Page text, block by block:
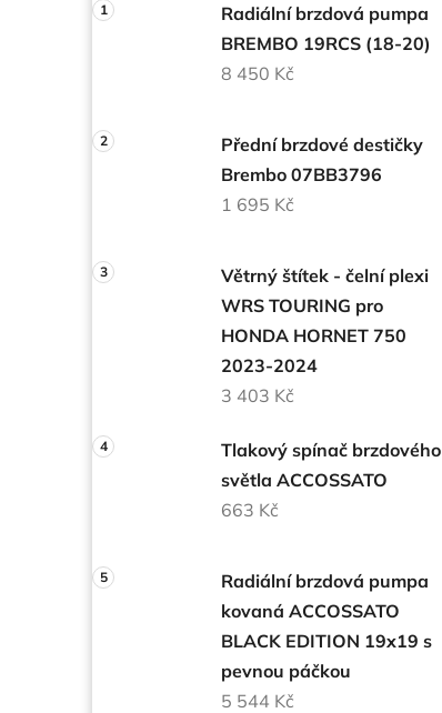
Radiální brzdová pumpa
BREMBO 19RCS (18-20)
8 450 Kč
Přední brzdové destičky
Brembo 07BB3796
1 695 Kč
Větrný štítek - čelní plexi
WRS TOURING pro
HONDA HORNET 750
2023-2024
3 403 Kč
Tlakový spínač brzdového
světla ACCOSSATO
663 Kč
Radiální brzdová pumpa
kovaná ACCOSSATO
BLACK EDITION 19x19 s
pevnou páčkou
5 544 Kč